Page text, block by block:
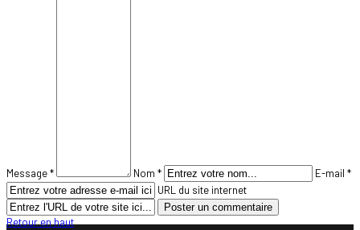
Message * Nom *
E-mail *
URL du site internet
Retour en haut